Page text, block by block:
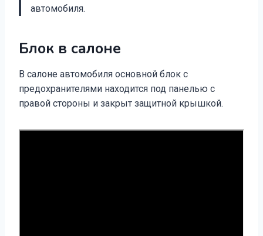
автомобиля.
Блок в салоне
В салоне автомобиля основной блок с
предохранителями находится под панелью с
правой стороны и закрыт защитной крышкой.